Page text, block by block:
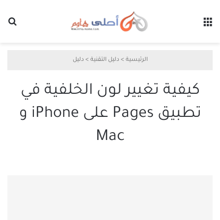
الرئيسية > دليل التقنية > دليل
كيفية تغيير لون الخلفية في
تطبيق Pages على iPhone و
Mac